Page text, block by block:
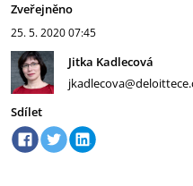
Zveřejněno
25. 5. 202007:45
Jitka Kadlecová
Sdílet